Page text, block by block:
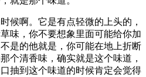
候啊。它是有点轻微的上头的，
味，你不要想象里面可能给你加
是的他就是，你可能在地上折断
个清香味，确实就是这个味道，
抽到这个味道的时候肯定会觉得